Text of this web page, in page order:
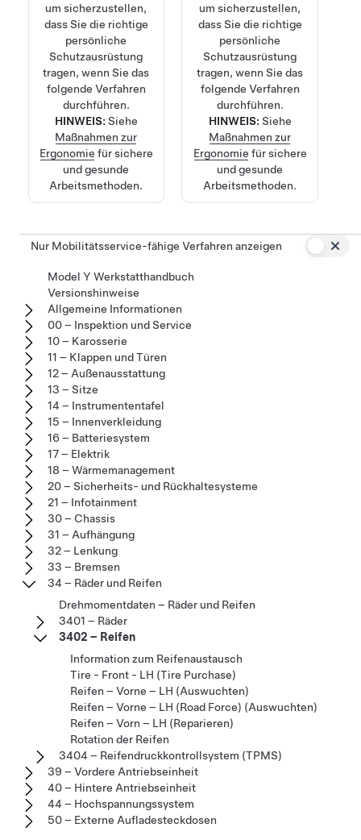
um sicherzustellen,
dass Sie die richtige
persönliche
Schutzausrüstung
tragen, wenn Sie das
folgende Verfahren
durchführen.
HINWEIS: Siehe
Maßnahmen zur
Ergonomie für sichere
und gesunde
Arbeitsmethoden.
um sicherzustellen,
dass Sie die richtige
persönliche
Schutzausrüstung
tragen, wenn Sie das
folgende Verfahren
durchführen.
HINWEIS: Siehe
Maßnahmen zur
Ergonomie für sichere
und gesunde
Arbeitsmethoden.
Nur Mobilitätsservice-fähige Verfahren anzeigen
Model Y Werkstatthandbuch
Versionshinweise
Allgemeine Informationen
00 – Inspektion und Service
10 – Karosserie
11 – Klappen und Türen
12 – Außenausstattung
13 – Sitze
14 – Instrumententafel
15 – Innenverkleidung
16 – Batteriesystem
17 – Elektrik
18 – Wärmemanagement
20 – Sicherheits- und Rückhaltesysteme
21 – Infotainment
30 – Chassis
31 – Aufhängung
32 – Lenkung
33 – Bremsen
34 – Räder und Reifen
Drehmomentdaten – Räder und Reifen
3401 – Räder
3402 – Reifen
Information zum Reifenaustausch
Tire - Front - LH (Tire Purchase)
Reifen – Vorne – LH (Auswuchten)
Reifen – Vorne – LH (Road Force) (Auswuchten)
Reifen – Vorn – LH (Reparieren)
Rotation der Reifen
3404 – Reifendruckkontrollsystem (TPMS)
39 – Vordere Antriebseinheit
40 – Hintere Antriebseinheit
44 – Hochspannungssystem
50 – Externe Aufladesteckdosen